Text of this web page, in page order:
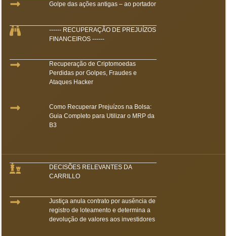
Golpe das ações antigas – ao portador
------ RECUPERAÇÃO DE PREJUÍZOS
FINANCEIROS ------
Recuperação de Criptomoedas
Perdidas por Golpes, Fraudes e
Ataques Hacker
Como Recuperar Prejuízos na Bolsa:
Guia Completo para Utilizar o MRP da
B3
DECISÕES RELEVANTES DA
CARRILLO
Justiça anula contrato por ausência de
registro de loteamento e determina a
devolução de valores aos investidores